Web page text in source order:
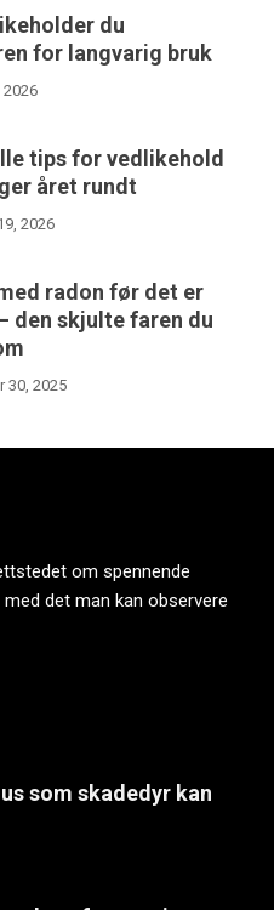
du
for langvarig bruk
2026
tips for vedlikehold
året rundt
2026
radon før det er
den skjulte faren du
30, 2025
om spennende
det man kan observere
som skadedyr kan